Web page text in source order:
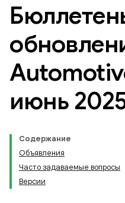
июнь
Содержание
Объявления
Часто задаваемые вопросы
Версии